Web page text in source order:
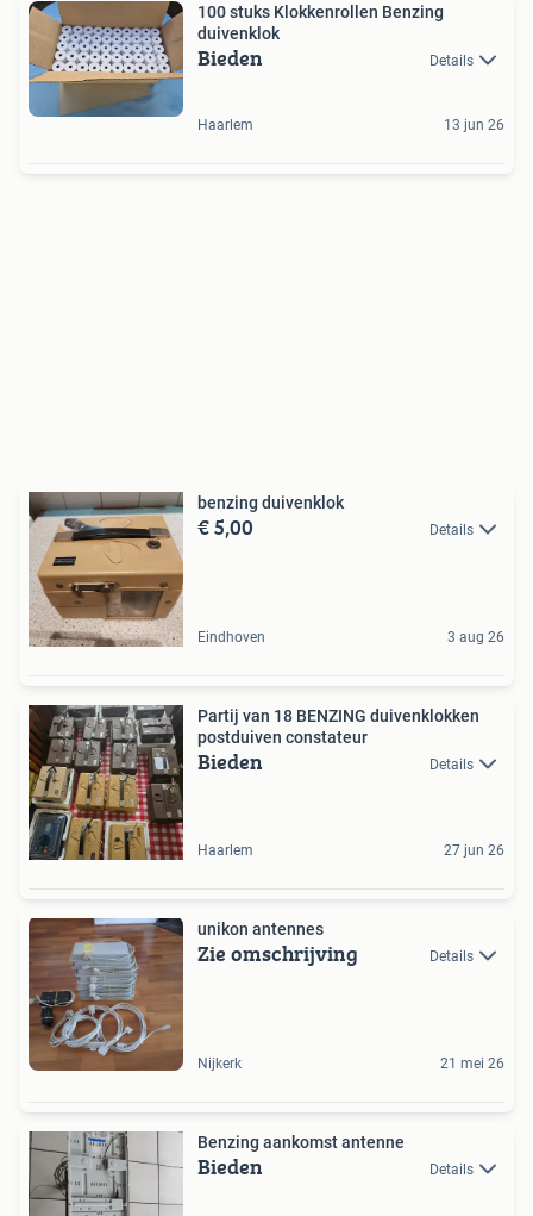
100 stuks Klokkenrollen Benzing
duivenklok
Bieden Details
Haarlem 13 jun 26
benzing duivenklok
€ 5,00 Details
Eindhoven 3 aug 26
Partij van 18 BENZING duivenklokken
postduiven constateur
Bieden Details
Haarlem 27 jun 26
unikon antennes
Zie omschrijving Details
Nijkerk 21 mei 26
Benzing aankomst antenne
Bieden Details